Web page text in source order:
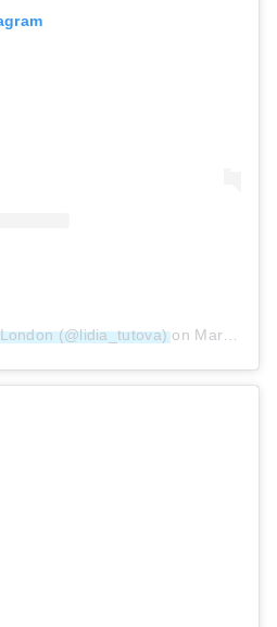
(@lidia_tutova)on Mar 23, 2019 at 2:19am PDT